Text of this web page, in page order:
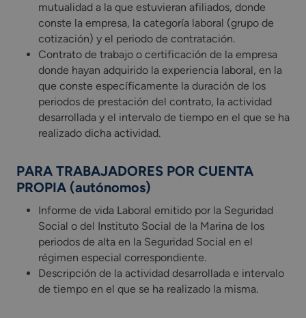
mutualidad a la que estuvieran afiliados, donde
conste la empresa, la categoría laboral (grupo de
cotización) y el periodo de contratación.
Contrato de trabajo o certificación de la empresa
donde hayan adquirido la experiencia laboral, en la
que conste específicamente la duración de los
periodos de prestación del contrato, la actividad
desarrollada y el intervalo de tiempo en el que se ha
realizado dicha actividad.
PARA TRABAJADORES POR CUENTA
PROPIA (autónomos)
Informe de vida Laboral emitido por la Seguridad
Social o del Instituto Social de la Marina de los
periodos de alta en la Seguridad Social en el
régimen especial correspondiente.
Descripción de la actividad desarrollada e intervalo
de tiempo en el que se ha realizado la misma.